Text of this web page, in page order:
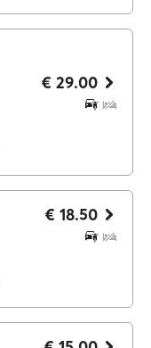
€ 29.00
€ 18.50